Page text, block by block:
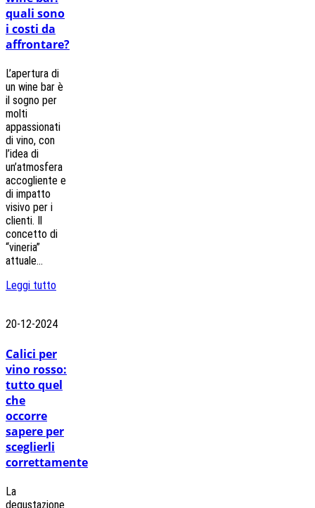
quali sono
i costi da
affrontare?
L’apertura di
un wine bar è
il sogno per
molti
appassionati
di vino, con
l’idea di
un’atmosfera
accogliente e
di impatto
visivo per i
clienti. Il
concetto di
“vineria”
attuale...
Leggi tutto
20-12-2024
Calici per
vino rosso:
tutto quel
che
occorre
sapere per
sceglierli
correttamente
La
degustazione